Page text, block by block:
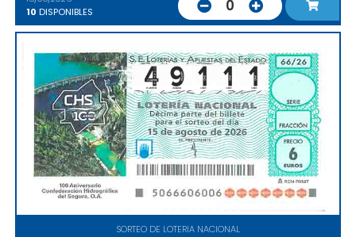
10 DISPONIBLES 0
SORTEO DE LOTERIA NACIONAL